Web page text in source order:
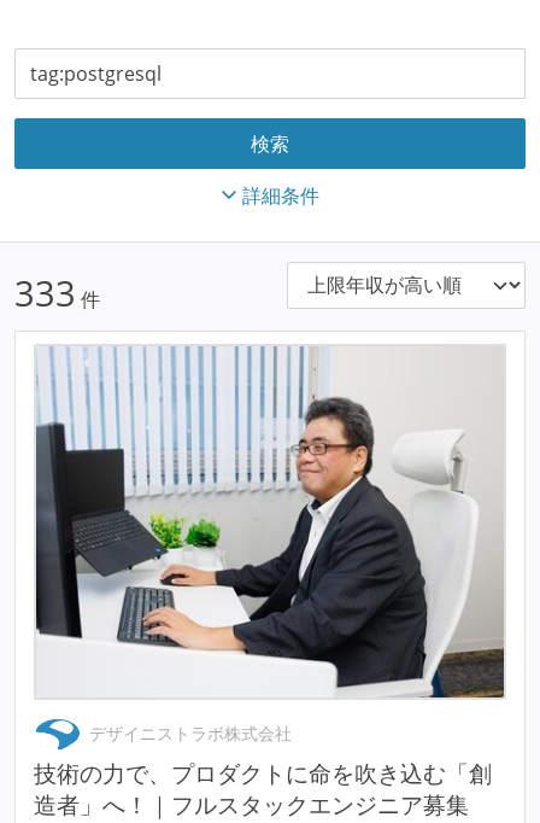
詳細条件
333 件
デザイニストラボ株式会社
技術の力で、プロダクトに命を吹き込む「創
造者」へ！｜フルスタックエンジニア募集